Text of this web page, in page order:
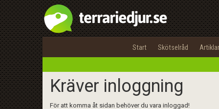
Start Skötselråd Artiklar
Kräver inloggning
För att komma åt sidan behöver du vara inloggad!